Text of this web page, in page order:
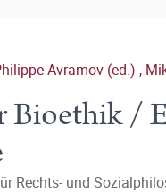
Avramov (ed.) ,
Bioethik /
Rechts- und